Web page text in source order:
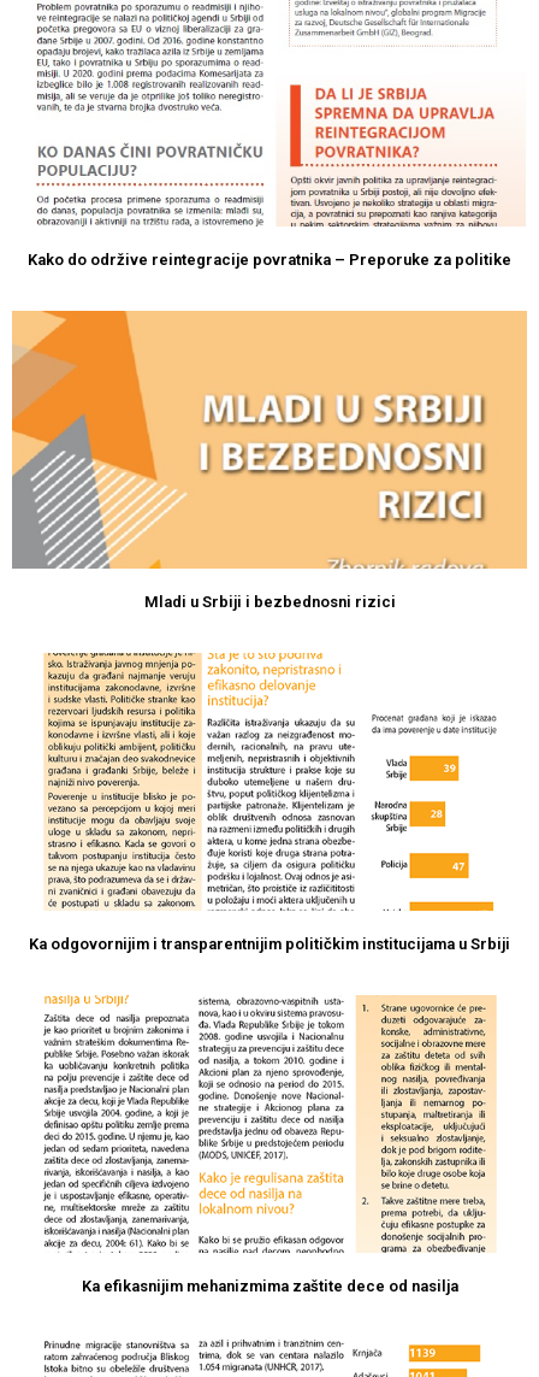
Kako do održive reintegracije povratnika – Preporuke za politike
Mladi u Srbiji i bezbednosni rizici
Ka odgovornijim i transparentnijim političkim institucijama u Srbiji
Ka efikasnijim mehanizmima zaštite dece od nasilja